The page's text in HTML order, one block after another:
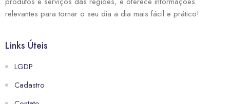
relevantes para tornar o seu dia a dia mais fácil e prático!
Links Úteis
LGDP
Cadastro